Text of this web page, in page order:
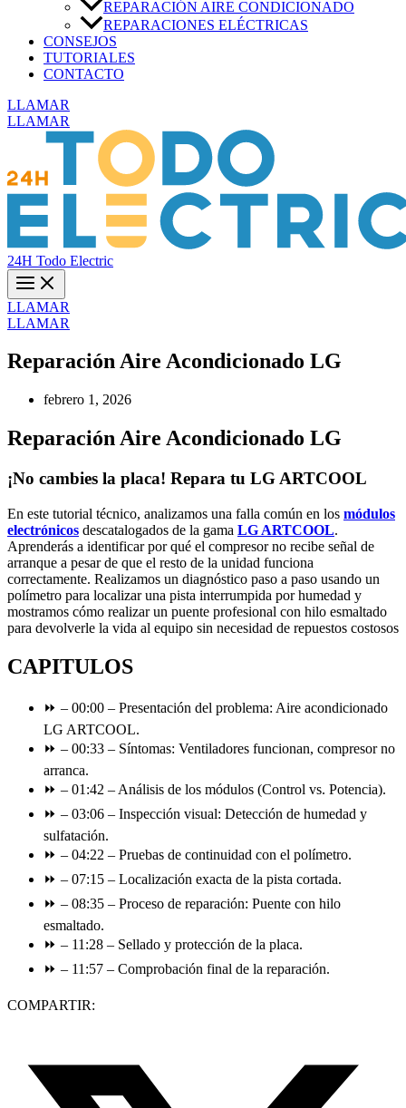
REPARACIÓN AIRE CONDICIONADO
REPARACIONES ELÉCTRICAS
CONSEJOS
TUTORIALES
CONTACTO
LLAMAR
LLAMAR
24H Todo Electric
LLAMAR
LLAMAR
Reparación Aire Acondicionado LG
febrero 1, 2026
Reparación Aire Acondicionado LG
¡No cambies la placa! Repara tu LG ARTCOOL
En este tutorial técnico, analizamos una falla común en los módulos
electrónicos descatalogados de la gama LG ARTCOOL.
Aprenderás a identificar por qué el compresor no recibe señal de
arranque a pesar de que el resto de la unidad funciona
correctamente. Realizamos un diagnóstico paso a paso usando un
polímetro para localizar una pista interrumpida por humedad y
mostramos cómo realizar un puente profesional con hilo esmaltado
para devolverle la vida al equipo sin necesidad de repuestos costosos​
CAPITULOS
⏩ – 00:00 – Presentación del problema: Aire acondicionado
LG ARTCOOL.
⏩ – 00:33 – Síntomas: Ventiladores funcionan, compresor no
arranca.
⏩ – 01:42 – Análisis de los módulos (Control vs. Potencia).
⏩ – 03:06 – Inspección visual: Detección de humedad y
sulfatación.
⏩ – 04:22 – Pruebas de continuidad con el polímetro.
⏩ – 07:15 – Localización exacta de la pista cortada.
⏩ – 08:35 – Proceso de reparación: Puente con hilo
esmaltado.
⏩ – 11:28 – Sellado y protección de la placa.
⏩ – 11:57 – Comprobación final de la reparación.
COMPARTIR: